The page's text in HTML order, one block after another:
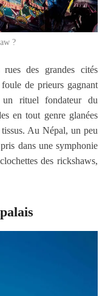
?
des grandes cités
foule de prieurs gagnant
un rituel fondateur du
en tout genre glanées
Au Népal, un peu
dans une symphonie
des rickshaws,